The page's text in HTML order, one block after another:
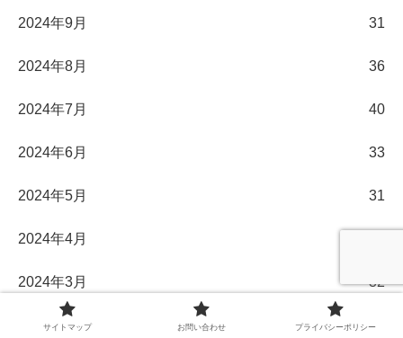
2024年9月 31
2024年8月 36
2024年7月 40
2024年6月 33
2024年5月 31
2024年4月
2024年3月 32
2024年2月 29
サイトマップ お問い合わせ プライバシーポリシー